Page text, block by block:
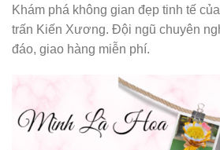
Khám phá không gian đẹp tinh tế
trấn Kiến Xương. Đội ngũ chuyên
đáo, giao hàng miễn phí.